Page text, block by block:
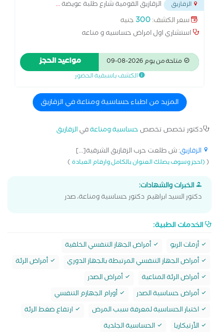
الزقازيق الزقازيق القومية شارع طلبة عويضة...
سعر الكشف:300 جنيه
استشاري اول امراض حساسيه و مناعه
متاحة من يوم 2026-08-09 مواعيد الحجز
الكشف باسبقية الحضور
المزيد من اطباء حساسية ومناعة في الزقازيق
دكتور تخصص تخصص حساسية ومناعةفيالزقازيق
الزقازيق: ش طلعت حرب الزقازيق الشرقية[...]
((احجز وسوف يصلك العنوان بالكامل وارقام العيادة)
الخبرات والشهادات:
دكتور السيد ابراهيم دكتور حساسية ومناعة، صدر
الخدمات الطبية:
أزمات الربو
أمراض الجهاز التنفسي الخلقية
أمراض الجهاز التنفسي المرتبطة بالجهاز الدوري
أمراض الرئة
أمراض الرئة المناعية
أمراض الصدر
أمراض حساسية الصدر
أورام الجهازم التنفسي
اختبار الحساسية لمعرفة سبب المرض
ارتفاع ضغط الرئة
الأرتيكاريا
الحساسية الجلدية